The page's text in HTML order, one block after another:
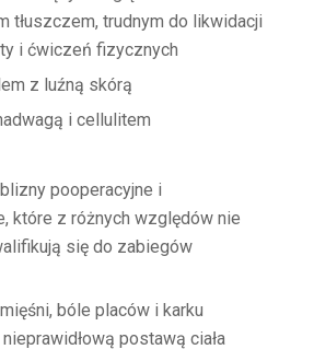
tłuszczem, trudnym do likwidacji
i ćwiczeń fizycznych
z luźną skórą
i cellulitem
pooperacyjne i
które z różnych względów nie
się do zabiegów
bóle placów i karku
postawą ciała